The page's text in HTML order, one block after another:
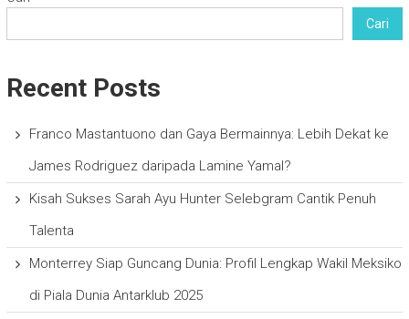
Cari
Recent Posts
Franco Mastantuono dan Gaya Bermainnya: Lebih Dekat ke
James Rodriguez daripada Lamine Yamal?
Kisah Sukses Sarah Ayu Hunter Selebgram Cantik Penuh
Talenta
Monterrey Siap Guncang Dunia: Profil Lengkap Wakil Meksiko
di Piala Dunia Antarklub 2025